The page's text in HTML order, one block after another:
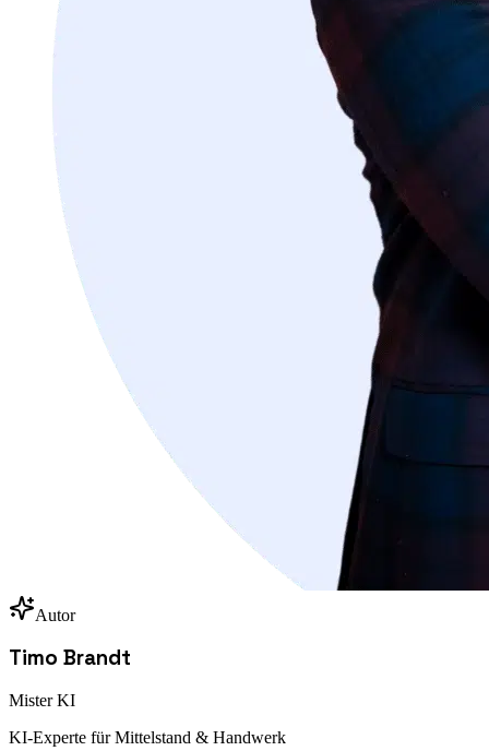
Autor
Timo Brandt
Mister KI
KI-Experte für Mittelstand & Handwerk